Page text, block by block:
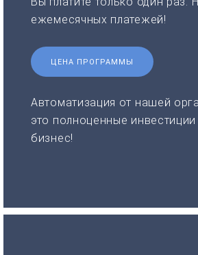
ежемесячных платежей!
ЦЕНА ПРОГРАММЫ
Автоматизация от нашей
это полноценные
бизнес!